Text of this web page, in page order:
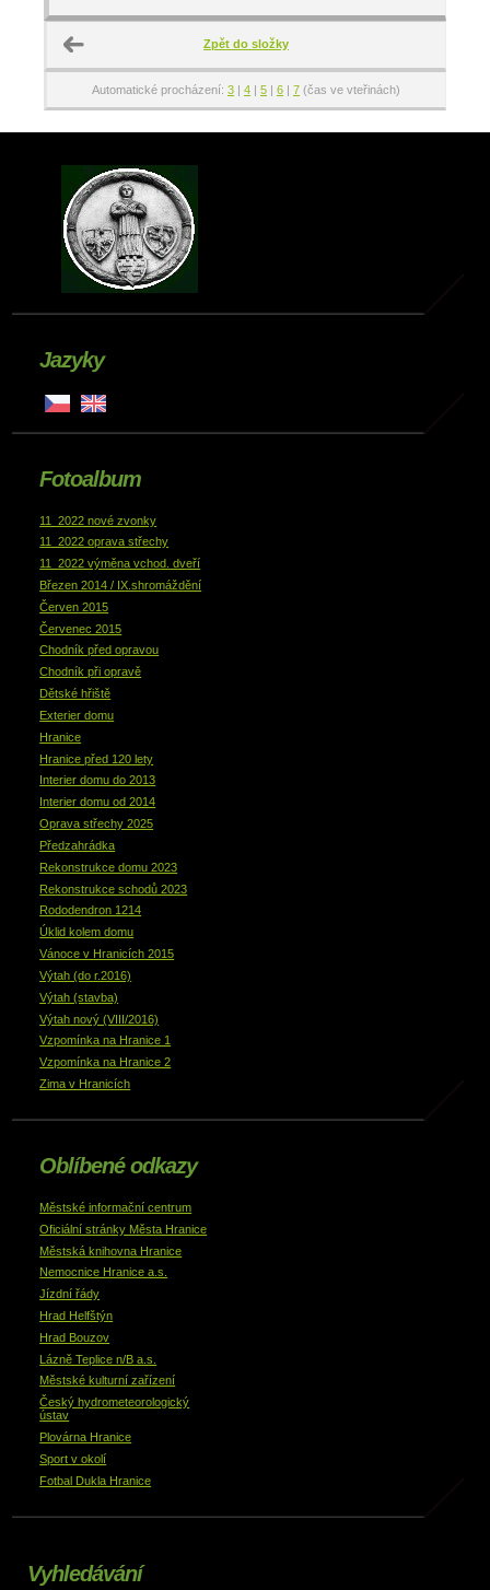
Zpět do složky
Automatické procházení: 3 | 4 | 5 | 6 | 7 (čas ve vteřinách)
Jazyky
Fotoalbum
11_2022 nové zvonky
11_2022 oprava střechy
11_2022 výměna vchod. dveří
Březen 2014 / IX.shromáždění
Červen 2015
Červenec 2015
Chodník před opravou
Chodník při opravě
Dětské hřiště
Exterier domu
Hranice
Hranice před 120 lety
Interier domu do 2013
Interier domu od 2014
Oprava střechy 2025
Předzahrádka
Rekonstrukce domu 2023
Rekonstrukce schodů 2023
Rododendron 1214
Úklid kolem domu
Vánoce v Hranicích 2015
Výtah (do r.2016)
Výtah (stavba)
Výtah nový (VIII/2016)
Vzpomínka na Hranice 1
Vzpomínka na Hranice 2
Zima v Hranicích
Oblíbené odkazy
Městské informační centrum
Oficiální stránky Města Hranice
Městská knihovna Hranice
Nemocnice Hranice a.s.
Jízdní řády
Hrad Helfštýn
Hrad Bouzov
Lázně Teplice n/B a.s.
Městské kulturní zařízení
Český hydrometeorologický
ústav
Plovárna Hranice
Sport v okolí
Fotbal Dukla Hranice
Vyhledávání